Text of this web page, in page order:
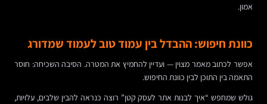
אמון.
כוונת חיפוש: ההבדל בין עמוד טוב לעמוד שמדורג
אפשר לכתוב מאמר מצוין — ועדיין להחמיץ את המטרה. הסיבה השכיחה: חוסר
התאמה בין התוכן לבין כוונת החיפוש.
גולש שמחפש “איך לבנות אתר לעסק קטן” רוצה כנראה להבין שלבים, עלויות,